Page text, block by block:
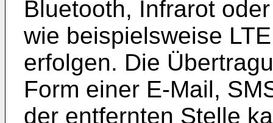
Bluetooth, Infrarot
wie beispielsweise
erfolgen. Die
Form einer E-Mail,
der entfernten Stelle